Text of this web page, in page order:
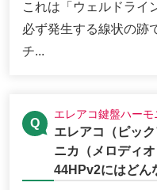
これは「ウェルドライ
必ず発生する線状の跡
チ...
エレアコ鍵盤ハー
エレアコ（ピッ
ニカ（メロディ
44HPv2にはどん